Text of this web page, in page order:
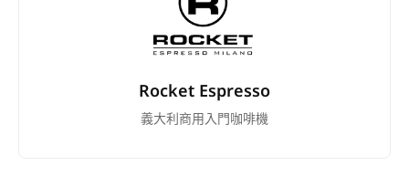
Rocket Espresso
義大利商用入門咖啡機